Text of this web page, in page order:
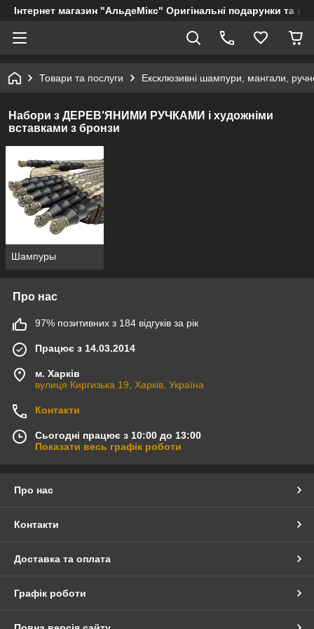
Інтернет магазин "АльдеМікс" Оригінальні подарунки та
Товари та послуги Ексклюзивні шампури, мангали,
Набори з ДЕРЕВ'ЯНИМИ РУЧКАМИ і художніми
вставками з бронзи
Шампуры
Про нас
97% позитивних з 184 відгуків за рік
Працює з 14.03.2014
м. Харків
вулиця Киргизька 19, Харків, Україна
Контакти
Сьогодні працює з 10:00 до 13:00
Показати весь графік роботи
Про нас
Контакти
Доставка та оплата
Графік роботи